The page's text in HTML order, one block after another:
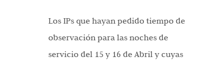
Los IPs que hayan pedido tiempo de
observación para las noches de
servicio del 15 y 16 de Abril y cuyas